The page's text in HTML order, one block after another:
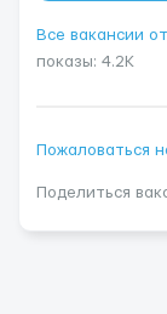
Все вакансии
показы: 4.2K
Пожаловаться
Поделиться